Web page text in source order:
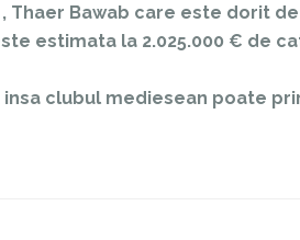
Bawab care este dorit
estimata la 2.025.000 € de
clubul mediesean poate